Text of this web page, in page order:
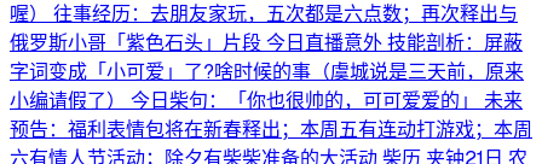
喔） 往事经历：去朋友家玩，五次都是六点数；再次释出与
俄罗斯小哥「紫色石头」片段 今日直播意外 技能剖析：屏蔽
字词变成「小可爱」了?啥时候的事（虞城说是三天前，原来
小编请假了） 今日柴句：「你也很帅的，可可爱爱的」 未来
预告：福利表情包将在新春释出；本周五有连动打游戏；本周
六有情人节活动；除夕有柴柴准备的大活动 柴历 夹钟21日 农